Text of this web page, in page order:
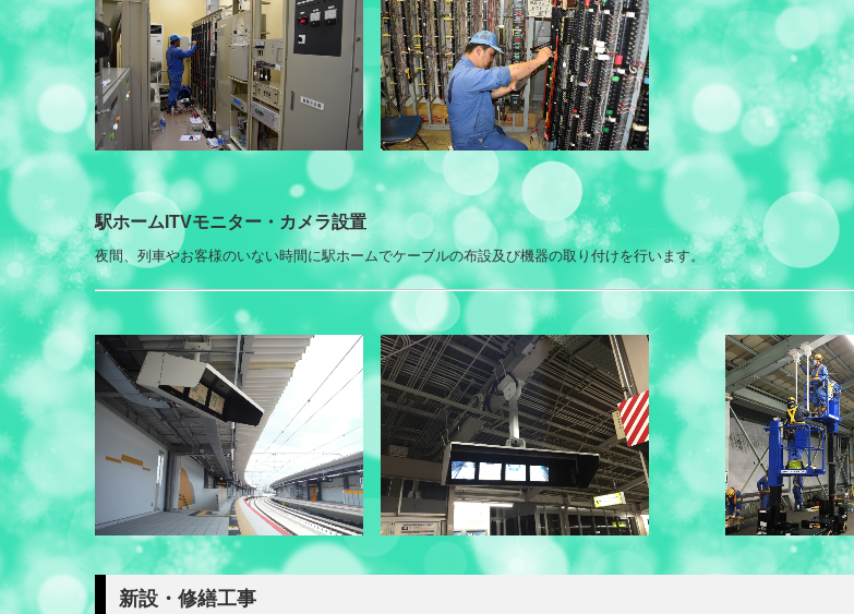
駅ホームITVモニター・カメラ設置
夜間、列車やお客様のいない時間に駅ホームでケーブルの布設及び機器の取り付けを行います。
新設・修繕工事